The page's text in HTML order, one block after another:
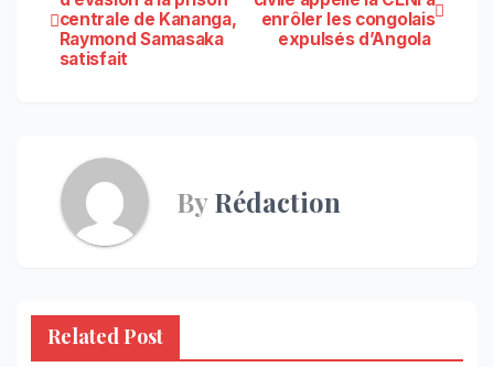
de
enrôler les congolais
expulsés d’Angola
centrale de Kananga,
Raymond Samasaka
satisfait
ByRédaction
Related Post